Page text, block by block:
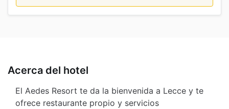
Acerca del hotel
El Aedes Resort te da la bienvenida a Lecce y te
ofrece restaurante propio y servicios